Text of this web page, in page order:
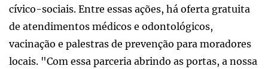
cívico-sociais. Entre essas ações, há oferta gratuita
de atendimentos médicos e odontológicos,
vacinação e palestras de prevenção para moradores
locais. "Com essa parceria abrindo as portas, a nossa